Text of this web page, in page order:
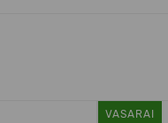
VASARAI